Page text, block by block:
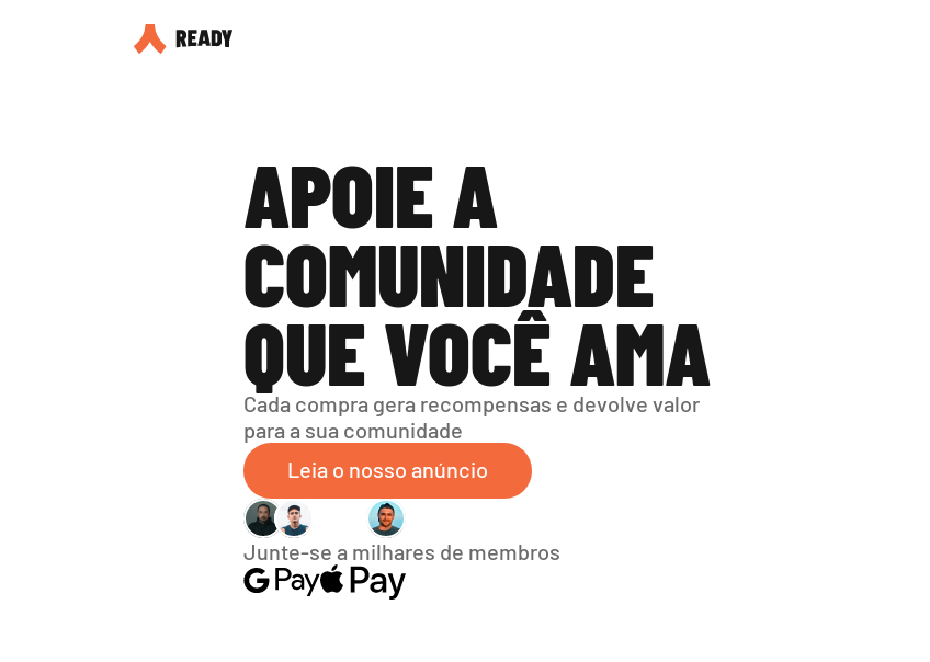
APOIE A
COMUNIDADE
QUE VOCÊ AMA
Cada compra gera recompensas e devolve valor
para a sua comunidade
Leia o nosso anúncio
Junte-se a milhares de membros